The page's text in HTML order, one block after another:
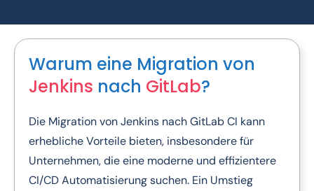
Warum eine Migration von
Jenkins nach GitLab?
Die Migration von Jenkins nach GitLab CI kann
erhebliche Vorteile bieten, insbesondere für
Unternehmen, die eine moderne und effizientere
CI/CD Automatisierung suchen. Ein Umstieg